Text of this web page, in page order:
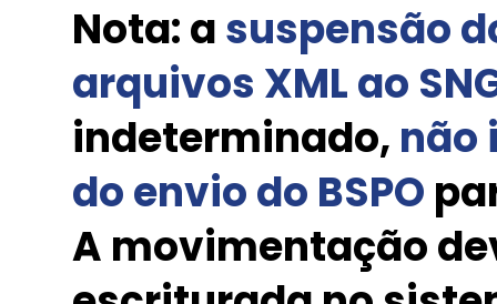
Nota: asuspensão
arquivos XML ao
indeterminado, não
do envio do BSPO
A movimentação